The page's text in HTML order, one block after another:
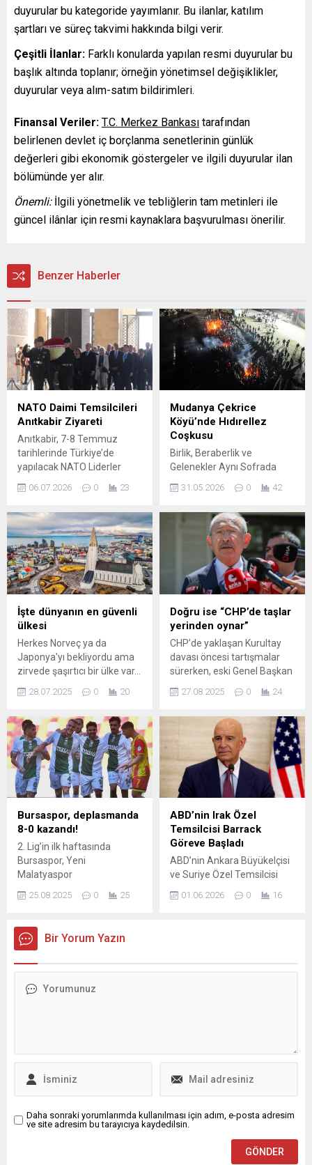
duyurular bu kategoride yayımlanır. Bu ilanlar, katılım
şartları ve süreç takvimi hakkında bilgi verir.
Çeşitli İlanlar: Farklı konularda yapılan resmi duyurular bu
başlık altında toplanır; örneğin yönetimsel değişiklikler,
duyurular veya alım-satım bildirimleri.
Finansal Veriler: T.C. Merkez Bankası tarafından
belirlenen devlet iç borçlanma senetlerinin günlük
değerleri gibi ekonomik göstergeler ve ilgili duyurular ilan
bölümünde yer alır.
Önemli:İlgili yönetmelik ve tebliğlerin tam metinleri ile
güncel ilânlar için resmi kaynaklara başvurulması önerilir.
Benzer Haberler
NATO Daimi Temsilcileri
Anıtkabir Ziyareti
Anıtkabir, 7-8 Temmuz
tarihlerinde Türkiye’de
yapılacak NATO Liderler
Zirvesi öncesinde, NATO
Luxembourg Daimi
Müller başkanlığındaki
heyete ev sahipliği yaptı.
Heyet, Anıtkabir’in Aslanlı
Yol’undan yürüyerek Ulu
Önder Mustafa Kemal
Atatürk’ün mozolesine çıktı
ve burada saygı duruşunda
bulundu. Çelenk sunumunun
Kulesi’ne geçildi ve heyet
Anıtkabir Özel...
06.07.2026 0 23
Mudanya Çekrice
Köyü’nde Hıdırellez
Coşkusu
Birlik, Beraberlik ve
Gelenekler Aynı Sofrada
Buluştu Bursa’nın Mudanya
ilçesine bağlı Çekrice
Hıdırellez Şenliği, köy
halkının ve çevre
bölgelerden gelen
misafirlerin yoğun
katılımıyla büyük bir coşku
içerisinde gerçekleştirildi.
Köy Muhtarlığı öncülüğünde
organize edilen etkinlik,
geleneksel değerlerin
yaşatıldığı, dostlukların
pekiştirildiği ve kültürel
mirasın gelecek nesillere
aktarılmasına katkı sağlayan
31.05.2026 0 42
İşte dünyanın en güvenli
ülkesi
Herkes Norveç ya da
Japonya'yı bekliyordu ama
zirvede şaşırtıcı bir ülke var...
kadar az olduğu,
kilitlemediği bu ülke, yaşam
güvenliğinde dünya lideri
oldu.
28.07.2025 0 20
Doğru ise “CHP’de taşlar
yerinden oynar”
CHP’de yaklaşan Kurultay
davası öncesi tartışmalar
sürerken, eski Genel Başkan
kendisiyle ilgili bazı haberler
27.08.2025 0 24
Bursaspor, deplasmanda
8-0 kazandı!
2. Lig’in ilk haftasında
Bursaspor, Yeni
Malatyaspor
deplasmanından 8-0 galip
ayrıldı. Yeni Malatyaspor, 2.
haftasında Bursaspor’u
konuk etti. Karşılaşma Yeni
Yakup Özhan düdük çaldı.
Muhammet Demir (2) ve
25.08.2025 0 25
ABD’nin Irak Özel
Temsilcisi Barrack
Göreve Başladı
ABD’nin Ankara Büyükelçisi
ve Suriye Özel Temsilcisi
Barrack, sosyal medya
üzerinden atandığı yeni
fazla sorumluluk...
01.06.2026 0 16
Bir Yorum Yazın
Daha sonraki yorumlarımda kullanılması için adım, e-posta adresim
ve site adresim bu tarayıcıya kaydedilsin.